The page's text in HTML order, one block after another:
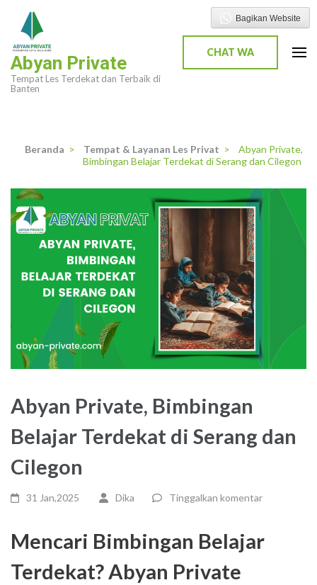
Lompat
konten
(Tekan
Enter)
Abyan Private
Tempat Les Terdekat dan Terbaik di
Banten
CHAT WA
Beranda > Tempat & Layanan Les Privat >
Abyan Private,
Bimbingan Belajar Terdekat di Serang dan Cilegon
Abyan Private, Bimbingan
Belajar Terdekat di Serang dan
Cilegon
31 Jan,2025 Dika Tinggalkan komentar
Mencari Bimbingan Belajar
Terdekat? Abyan Private
Bagikan Website